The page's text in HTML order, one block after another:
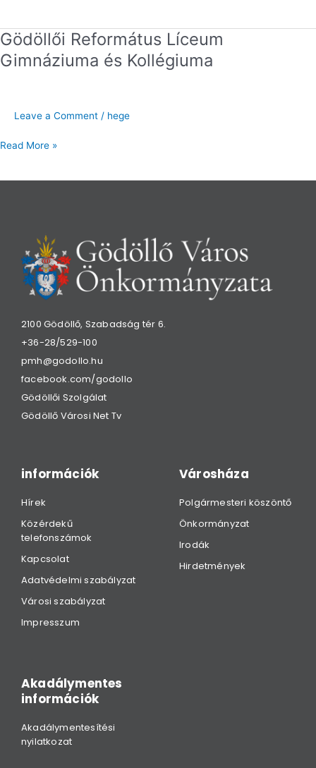
Gödöllői Református Líceum
Gimnáziuma és Kollégiuma
Leave a Comment / hege
Gödöllői
Református
Líceum
Kollégiuma
Read More »
2100 Gödöllő, Szabadság tér 6.
+36-28/529-100
pmh@godollo.hu
facebook.com/godollo
Gödöllői Szolgálat
Gödöllő Városi Net Tv
információk
Hírek
Közérdekű
telefonszámok
Kapcsolat
Adatvédelmi szabályzat
Városi szabályzat
Impresszum
Városháza
Polgármesteri köszöntő
Önkormányzat
Irodák
Hirdetmények
Akadálymentes
információk
Akadálymentesítési
nyilatkozat